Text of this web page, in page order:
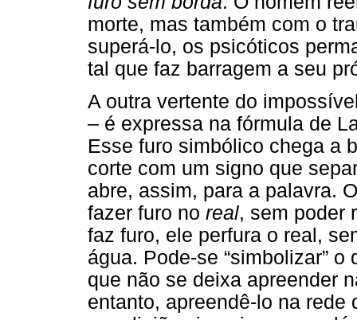
morte, mas também com o
superá-lo, os psicóticos
tal que faz barragem a seu
A outra vertente do
– é expressa na fórmula de
Esse furo simbólico chega a
corte com um signo que
abre, assim, para a palavra.
fazer furo no real, sem poder
faz furo, ele perfura o real,
água. Pode-se “simbolizar”
que não se deixa apreender
entanto, apreendê-lo na rede